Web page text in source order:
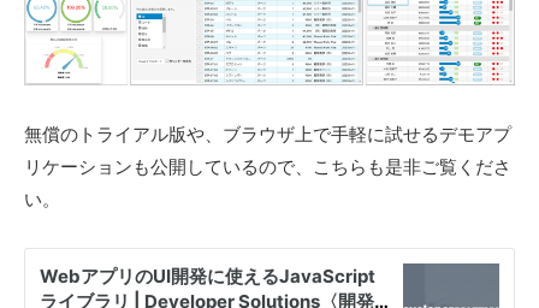
無償のトライアル版や、ブラウザ上で手軽に試せるデモアプ
リケーションも公開しているので、こちらも是非ご覧くださ
い。